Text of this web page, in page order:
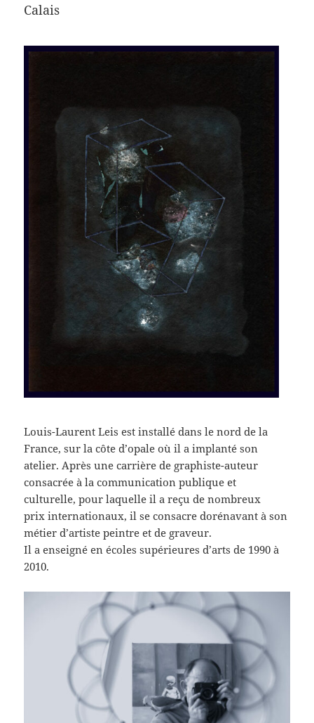
Calais
Louis-Laurent Leis est installé dans le nord de la
France, sur la côte d’opale où il a implanté son
atelier. Après une carrière de graphiste-auteur
consacrée à la communication publique et
culturelle, pour laquelle il a reçu de nombreux
prix internationaux, il se consacre dorénavant à son
métier d’artiste peintre et de graveur.
Il a enseigné en écoles supérieures d’arts de 1990 à
2010.